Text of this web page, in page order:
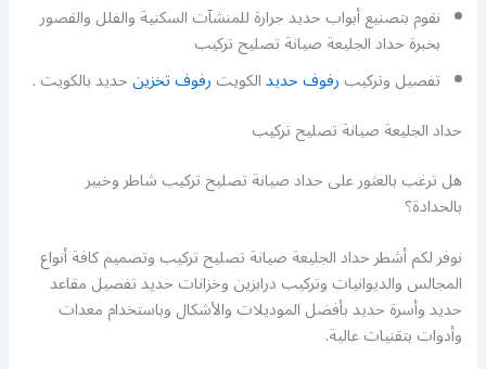
نقوم بتصنيع أبواب حديد جرارة للمنشآت السكنية والفلل والقصور
بخبرة حداد الجليعة صيانة تصليح تركيب
تفصيل وتركيبرفوف حديدالكويترفوف تخزينحديد بالكويت .
حداد الجليعة صيانة تصليح تركيب
هل ترغب بالعثور على حداد صيانة تصليح تركيب شاطر وخبير
بالحدادة؟
نوفر لكم أشطر حداد الجليعة صيانة تصليح تركيب وتصميم كافة أنواع
المجالس والديوانيات وتركيب درابزين وخزانات حديد تفصيل مقاعد
حديد وأسرة حديد بأفضل الموديلات والأشكال وباستخدام معدات
وأدوات بتقنيات عالية.